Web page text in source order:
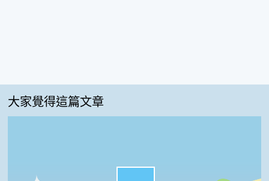
大家覺得這篇文章